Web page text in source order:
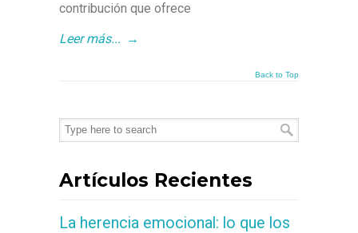
contribución que ofrece
Leer más... →
Back to Top
Artículos Recientes
La herencia emocional: lo que los